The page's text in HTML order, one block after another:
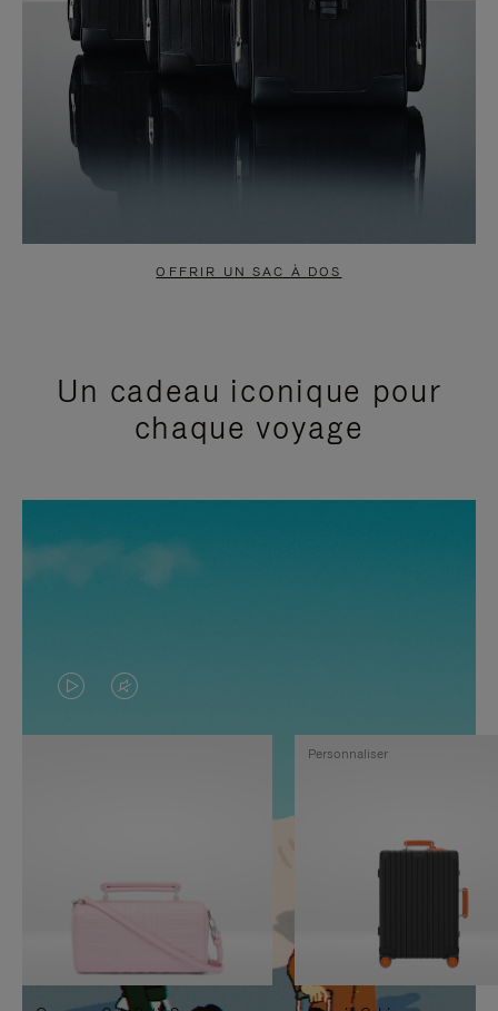
OFFRIR UN SAC À DOS
Un cadeau iconique pour
chaque voyage
LA
VIDÉO
PAUSE,
APPUYEZ
SUR
LE
SON
DÉSACTIVÉ.
VEUILLEZ
Personnaliser